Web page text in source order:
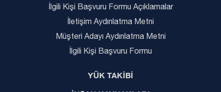
İlgili Kişi Başvuru Formu Açıklamalar
İletişim Aydınlatma Metni
Müşteri Adayı Aydınlatma Metni
İlgili Kişi Başvuru Formu
YÜK TAKİBİ